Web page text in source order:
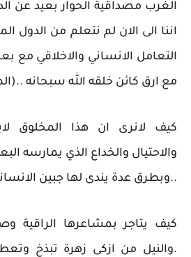
الغرب مصداقية الحوار بعيد عن
اننا الى الان لم نتعلم من الدول
التعامل الانساني والاخلاقي مع
مع ارق كائن خلقه الله سبحانه
كيف لانرى ان هذا المخلوق
والاحتيال والخداع الذي يمارسه
..وبطرق عدة يندى لها جبين
كيف يتاجر بمشاعرها الراقية
.والنيل من ازكى زهرة تبذخ